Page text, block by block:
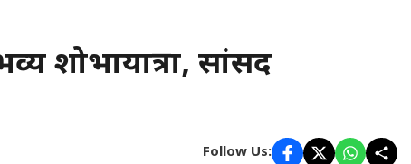
शोभायात्रा, सांसद
Follow Us: